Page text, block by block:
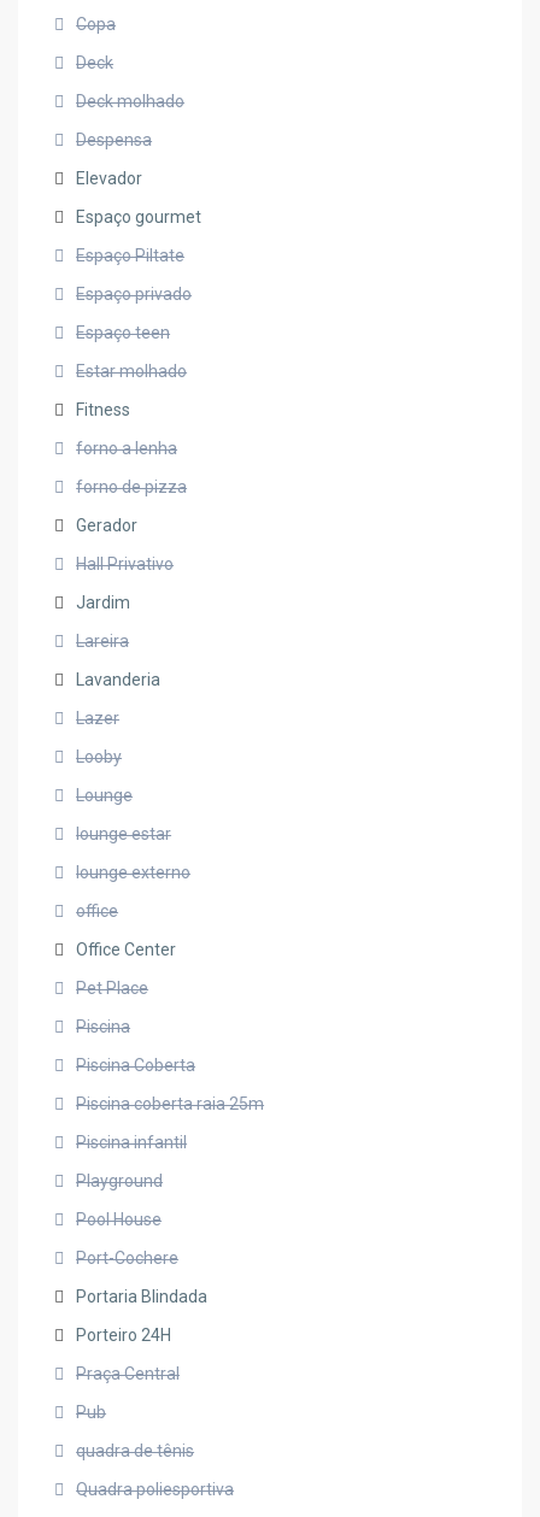
Copa
Deck
Deck molhado
Despensa
Elevador
Espaço gourmet
Espaço Piltate
Espaço privado
Espaço teen
Estar molhado
Fitness
forno a lenha
forno de pizza
Gerador
Hall Privativo
Jardim
Lareira
Lavanderia
Lazer
Looby
Lounge
lounge estar
lounge externo
office
Office Center
Pet Place
Piscina
Piscina Coberta
Piscina coberta raia 25m
Piscina infantil
Playground
Pool House
Port-Cochere
Portaria Blindada
Porteiro 24H
Praça Central
Pub
quadra de tênis
Quadra poliesportiva